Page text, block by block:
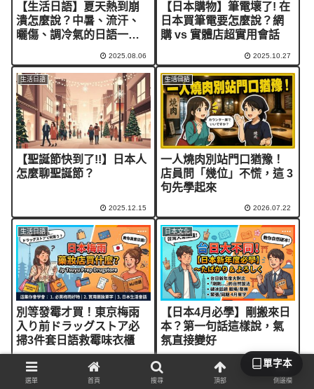
【生活日語】夏天熱到崩
潰怎麼說？中暑、流汗、
曬傷、調冷氣的日語一次
2025.08.06
【日本購物】筆電壞了! 在
日本買筆電要怎麼說？網
購 vs 實體店超實用會話
2025.10.27
生活日語
【聖誕節快到了!!】日本人
怎麼聊聖誕節？
2025.12.15
生活日語
一人燒肉別站門口猶豫！
店員問「幾位」不慌，這 3
句先學起來
2026.07.22
生活日語
別等發霉才買！東京梅雨
入り前ドラッグストア必
掃3件套日語救霉味衣櫃
日本文化
【日本4月必學】剛搬來日
本？第一句話這樣說，氣
氛直接變好
2026.04.05
生活日語
選單 首頁 搜尋 頂部 側邊欄
單字本